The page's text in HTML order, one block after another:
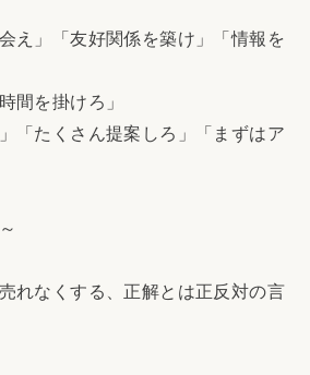
え」「友好関係を築け」「情報を
間を掛けろ」
「たくさん提案しろ」「まずはア
れなくする、正解とは正反対の言